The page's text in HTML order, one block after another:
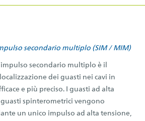
secondario multiplo (SIM / MIM)
secondario multiplo è il
dei guasti nei cavi in
e più preciso. I guasti ad alta
spinterometrici vengono
un unico impulso ad alta tensione,